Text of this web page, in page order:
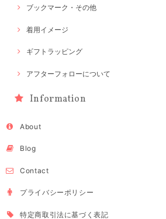
ブックマーク・その他
着用イメージ
ギフトラッピング
アフターフォローについて
Information
About
Blog
Contact
プライバシーポリシー
特定商取引法に基づく表記